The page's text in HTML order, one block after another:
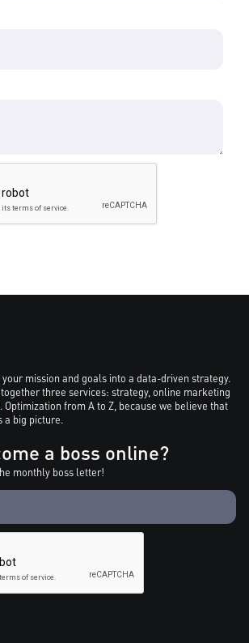
mission and goals into a data-driven strategy.
three services: strategy, online marketing
Optimization from A to Z, because we believe that
a big picture.
a boss online?
monthly boss letter!